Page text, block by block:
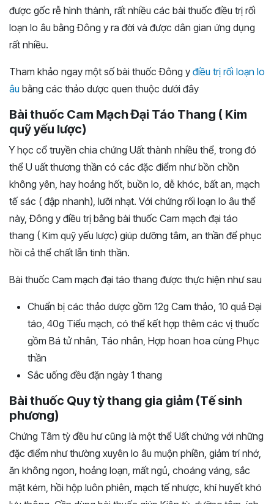
được gốc rễ hình thành, rất nhiều các bài thuốc điều trị rối
loạn lo âu bằng Đông y ra đời và được dân gian ứng dụng
rất nhiều.
Tham khảo ngay một số bài thuốc Đông y điều trị rối loạn lo
âu bằng các thảo dược quen thuộc dưới đây
Bài thuốc Cam Mạch Đại Táo Thang ( Kim
quỹ yếu lược)
Y học cổ truyền chia chứng Uất thành nhiều thể, trong đó
thể U uất thương thần có các đặc điểm như bồn chồn
không yên, hay hoảng hốt, buồn lo, dễ khóc, bất an, mạch
tế sác ( đập nhanh), lưỡi nhạt. Với chứng rối loạn lo âu thể
này, Đông y điều trị bằng bài thuốc Cam mạch đại táo
thang ( Kim quỹ yếu lược) giúp dưỡng tâm, an thần để phục
hồi cả thể chất lẫn tinh thần.
Bài thuốc Cam mạch đại táo thang được thực hiện như sau
Chuẩn bị các thảo dược gồm 12g Cam thảo, 10 quả Đại
táo, 40g Tiểu mạch, có thể kết hợp thêm các vị thuốc
gồm Bá tử nhân, Táo nhân, Hợp hoan hoa cùng Phục
thần
Sắc uống đều đặn ngày 1 thang
Bài thuốc Quy tỳ thang gia giảm (Tế sinh
phương)
Chứng Tâm tỳ đều hư cũng là một thể Uất chứng với những
đặc điểm như thường xuyên lo âu muộn phiền, giảm trí nhớ,
ăn không ngon, hoảng loạn, mất ngủ, choáng váng, sắc
mặt kém, hồi hộp luôn phiên, mạch tế nhược, khí huyết khó